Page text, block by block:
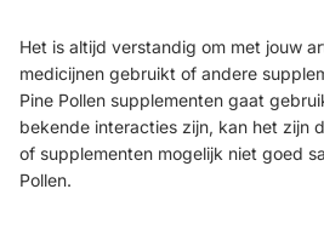
Het is altijd verstandig om met jouw
medicijnen gebruikt of andere
Pine Pollen supplementen gaat
bekende interacties zijn, kan het zijn
of supplementen mogelijk niet goed
Pollen.